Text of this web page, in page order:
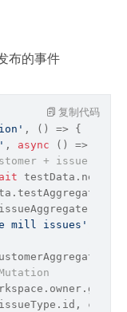
布的事件
, () => {
, async () => {
+ issue type
mill issues'
id ,
复制代码